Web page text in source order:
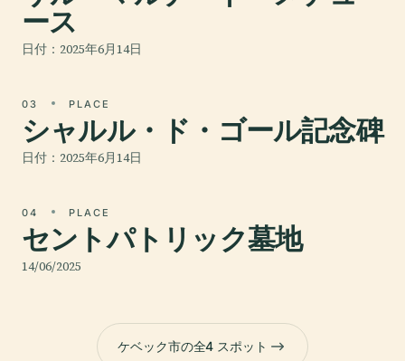
ース
日付：2025年6月14日
03 PLACE
シャルル・ド・ゴール記念碑
日付：2025年6月14日
04 PLACE
セントパトリック墓地
14/06/2025
ケベック市の全4 スポット